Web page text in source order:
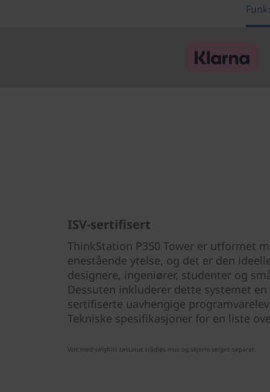
ISV-sertifisert
ThinkStation P350 Tower er utformet
enestående ytelse, og det er den
designere, ingeniører, studenter og
Dessuten inkluderer dette systemet
sertifiserte uavhengige
Tekniske spesifikasjoner for en liste
Vist med valgfritt tastatur, trådløs mus og skjerm selges separat.